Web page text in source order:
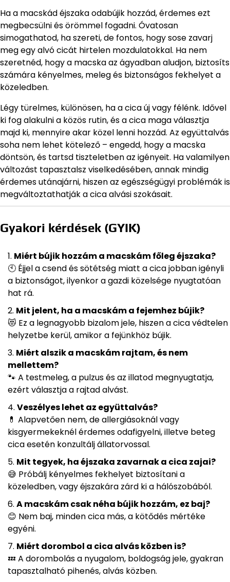
Ha a macskád éjszaka odabújik hozzád, érdemes ezt
megbecsülni és örömmel fogadni. Óvatosan
simogathatod, ha szereti, de fontos, hogy sose zavarj
meg egy alvó cicát hirtelen mozdulatokkal. Ha nem
szeretnéd, hogy a macska az ágyadban aludjon, biztosíts
számára kényelmes, meleg és biztonságos fekhelyet a
közeledben.
Légy türelmes, különösen, ha a cica új vagy félénk. Idővel
ki fog alakulni a közös rutin, és a cica maga választja
majd ki, mennyire akar közel lenni hozzád. Az együttalvás
soha nem lehet kötelező – engedd, hogy a macska
döntsön, és tartsd tiszteletben az igényeit. Ha valamilyen
változást tapasztalsz viselkedésében, annak mindig
érdemes utánajárni, hiszen az egészségügyi problémák is
megváltoztathatják a cica alvási szokásait.
Gyakori kérdések (GYIK)
Miért bújik hozzám a macskám főleg éjszaka?
🕙 Éjjel a csend és sötétség miatt a cica jobban igényli
a biztonságot, ilyenkor a gazdi közelsége nyugtatóan
hat rá.
Mit jelent, ha a macskám a fejemhez bújik?
😻 Ez a legnagyobb bizalom jele, hiszen a cica védtelen
helyzetbe kerül, amikor a fejünkhöz bújik.
Miért alszik a macskám rajtam, és nem
mellettem?
🐾 A testmeleg, a pulzus és az illatod megnyugtatja,
ezért választja a rajtad alvást.
Veszélyes lehet az együttalvás?
💊 Alapvetően nem, de allergiásoknál vagy
kisgyermekeknél érdemes odafigyelni, illetve beteg
cica esetén konzultálj állatorvossal.
Mit tegyek, ha éjszaka zavarnak a cica zajai?
😅 Próbálj kényelmes fekhelyet biztosítani a
közeledben, vagy éjszakára zárd ki a hálószobából.
A macskám csak néha bújik hozzám, ez baj?
😊 Nem baj, minden cica más, a kötődés mértéke
egyéni.
Miért dorombol a cica alvás közben is?
💤 A dorombolás a nyugalom, boldogság jele, gyakran
tapasztalható pihenés, alvás közben.